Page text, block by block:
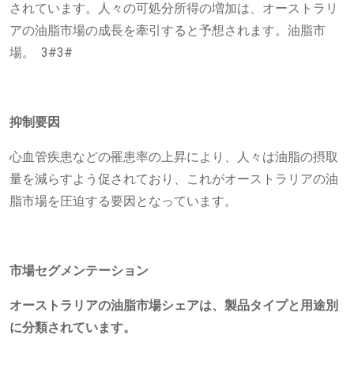
されています。人々の可処分所得の増加は、オーストラリ
アの油脂市場の成長を牽引すると予想されます。油脂市
場。 3#3#
抑制要因
心血管疾患などの罹患率の上昇により、人々は油脂の摂取
量を減らすよう促されており、これがオーストラリアの油
脂市場を圧迫する要因となっています。
市場セグメンテーション
オーストラリアの油脂市場シェアは、製品タイプと用途別
に分類されています。